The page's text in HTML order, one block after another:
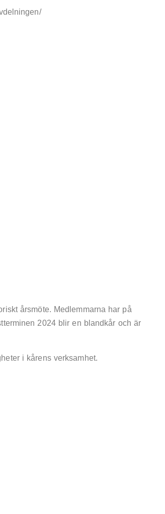
årsmöte. Medlemmarna har på
2024 blir en blandkår och är
i kårens verksamhet.